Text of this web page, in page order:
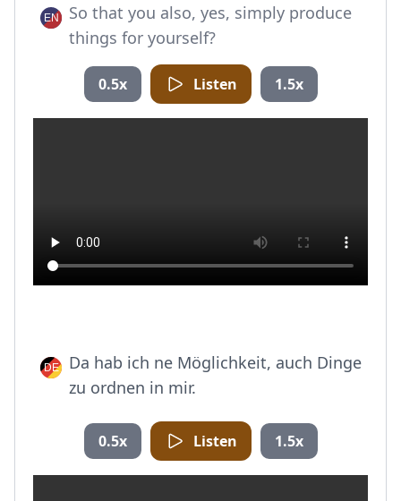
So that you also, yes, simply produce
things for yourself?
0.5x Listen 1.5x
Da hab ich ne Möglichkeit, auch Dinge
zu ordnen in mir.
0.5x Listen 1.5x